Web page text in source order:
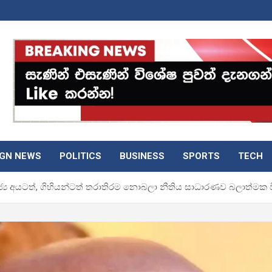
NEWS POLITICS BUSINESS SPORTS TECH
අයටත්, ගිහියන්ටත් තරාතිරම නොබලා නීතිය සාධාරණව